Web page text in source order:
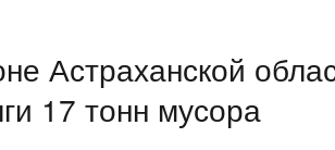
Астраханской
17 тонн мусора